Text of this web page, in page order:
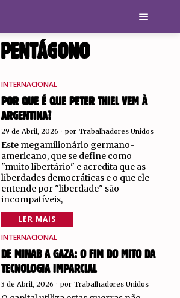
PENTÁGONO
INTERNACIONAL
POR QUE É QUE PETER THIEL VEM À
ARGENTINA?
29 de Abril, 2026 por Trabalhadores Unidos
Este megamilionário germano-
americano, que se define como
"muito libertário" e acredita que as
liberdades democráticas e o que ele
entende por "liberdade" são
incompatíveis,
LER MAIS
INTERNACIONAL
DE MINAB A GAZA: O FIM DO MITO DA
TECNOLOGIA IMPARCIAL
3 de Abril, 2026 por Trabalhadores Unidos